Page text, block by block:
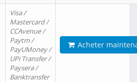
Visa /
Mastercard /
CCAvenue /
Paytm /
PayUMoney /
UPi Transfer /
Paysera /
Banktransfer
Acheter